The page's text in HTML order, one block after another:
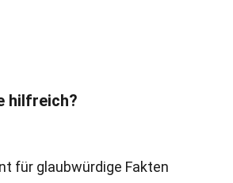
hilfreich?
für glaubwürdige Fakten